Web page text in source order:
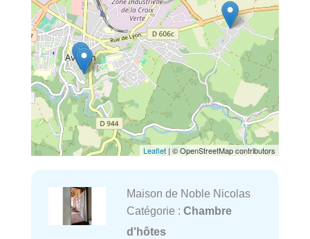
Leaflet | © OpenStreetMap contributors
Maison de Noble Nicolas
Catégorie : Chambre
d'hôtes